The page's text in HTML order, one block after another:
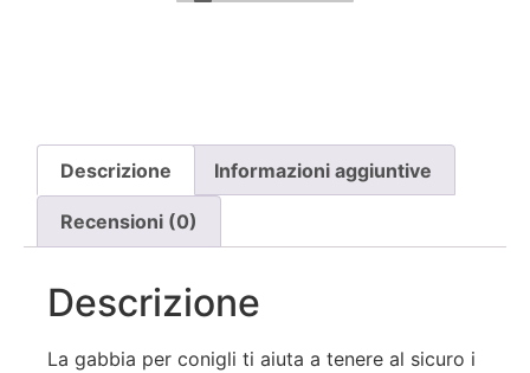
Descrizione Informazioni aggiuntive
Recensioni (0)
Descrizione
La gabbia per conigli ti aiuta a tenere al sicuro i